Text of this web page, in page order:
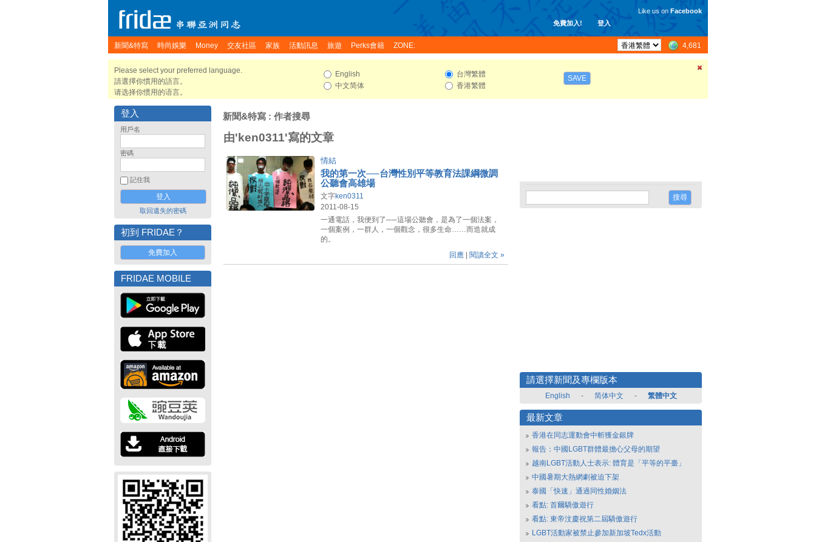
免費加入! 登入
Like us on Facebook
新聞&特寫 時尚娛樂 Money 交友社區 家族 活動訊息 旅遊 Perks會籍 ZONE: 4,681
Please select your preferred language.
請選擇你慣用的語言。
请选择你惯用的语言。
English
中文简体
台灣繁體
香港繁體
SAVE
登入
用戶名
密碼
記住我
取回遺失的密碼
初到 FRIDAE？
免費加入
FRIDAE MOBILE
新聞&特寫 : 作者搜尋
由'ken0311'寫的文章
情結
我的第一次──台灣性別平等教育法課綱微調
公聽會高雄場
文字ken0311
2011-08-15
一通電話，我便到了──這場公聽會，是為了一個法案，
一個案例，一群人，一個觀念，很多生命……而造就成
的。
回應
閱讀全文 »
請選擇新聞及專欄版本
English - 简体中文 - 繁體中文
最新文章
香港在同志運動會中斬獲金銀牌
報告：中國LGBT群體最擔心父母的期望
越南LGBT活動人士表示: 體育是「平等的平臺」
中國暑期大熱網劇被迫下架
泰國「快速」通過同性婚姻法
看點: 首爾驕傲遊行
看點: 東帝汶慶祝第二屆驕傲遊行
LGBT活動家被禁止參加新加坡Tedx活動